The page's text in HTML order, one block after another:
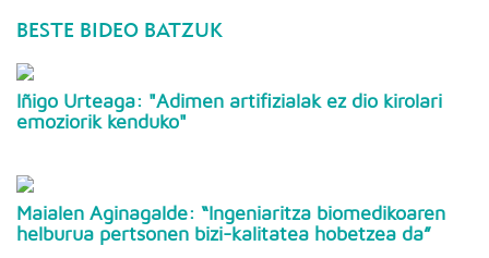
BESTE BIDEO BATZUK
Iñigo Urteaga: "Adimen artifizialak ez dio kirolari
emoziorik kenduko"
Maialen Aginagalde: “Ingeniaritza biomedikoaren
helburua pertsonen bizi-kalitatea hobetzea da”